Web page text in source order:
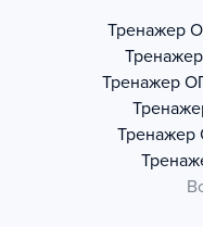
Тренажер
Тренажер
Тренажер
Тренажер